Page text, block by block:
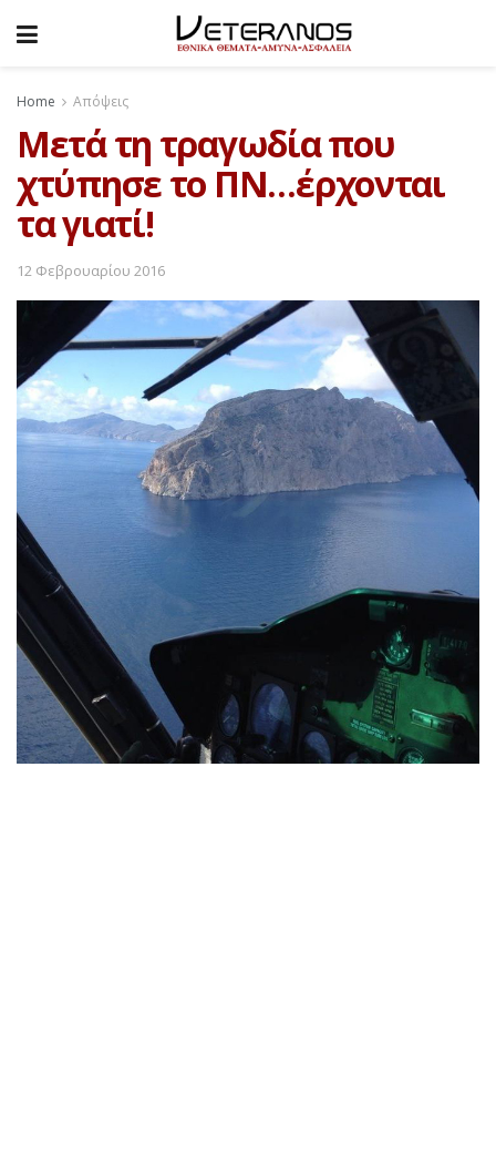
Home Απόψεις
Μετά τη τραγωδία που
χτύπησε το ΠΝ…έρχονται
τα γιατί!
12 Φεβρουαρίου 2016